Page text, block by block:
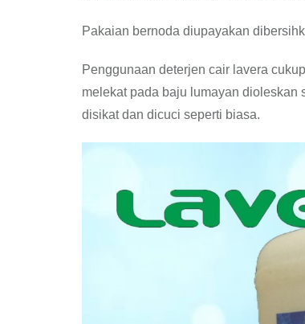
Pakaian bernoda diupayakan
Penggunaan deterjen cair lavera
melekat pada baju lumayan dioleskan
disikat dan dicuci seperti biasa.